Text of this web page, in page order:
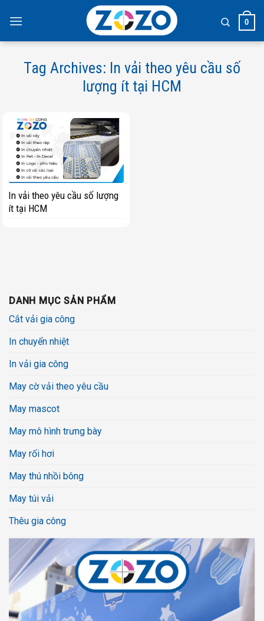
0
Tag Archives: In vải theo yêu cầu số
lượng ít tại HCM
In vải theo yêu cầu số lượng
ít tại HCM
DANH MỤC SẢN PHẨM
Cắt vải gia công
In chuyển nhiệt
In vải gia công
May cờ vải theo yêu cầu
May mascot
May mô hình trưng bày
May rối hơi
May thú nhồi bông
May túi vải
Thêu gia công